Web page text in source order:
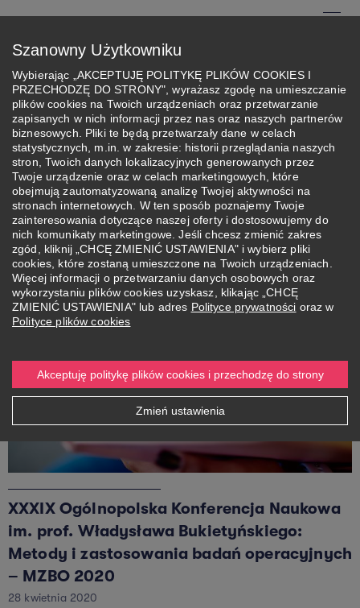
treści
Szukaj
Federacja Naukowa
Aktualności
XXXIX Ogólnopolska Konferencja Naukowa
im. prof. Władysława Bukietyńskiego:
Metody i zastosowania badań operacyjnych
– MZBO 2020
28 kwietnia 2020
Szanowny Użytkowniku
Wybierając „AKCEPTUJĘ POLITYKĘ PLIKÓW COOKIES I
PRZECHODZĘ DO STRONY", wyrażasz zgodę na umieszczanie
plików cookies na Twoich urządzeniach oraz przetwarzanie
zapisanych w nich informacji przez nas oraz naszych partnerów
biznesowych. Pliki te będą przetwarzały dane w celach
statystycznych, m.in. w zakresie: historii przeglądania naszych
stron, Twoich danych lokalizacyjnych generowanych przez
Twoje urządzenie oraz w celach marketingowych, które
obejmują zautomatyzowaną analizę Twojej aktywności na
stronach internetowych. W ten sposób poznajemy Twoje
zainteresowania dotyczące naszej oferty i dostosowujemy do
nich komunikaty marketingowe. Jeśli chcesz zmienić zakres
zgód, kliknij „CHCĘ ZMIENIĆ USTAWIENIA" i wybierz pliki
cookies, które zostaną umieszczone na Twoich urządzeniach.
Więcej informacji o przetwarzaniu danych osobowych oraz
wykorzystaniu plików cookies uzyskasz, klikając „CHCĘ
ZMIENIĆ USTAWIENIA" lub adres Polityce prywatności oraz w
Polityce plików cookies
Zmień ustawienia
Akceptuję politykę plików cookies i przechodzę do strony